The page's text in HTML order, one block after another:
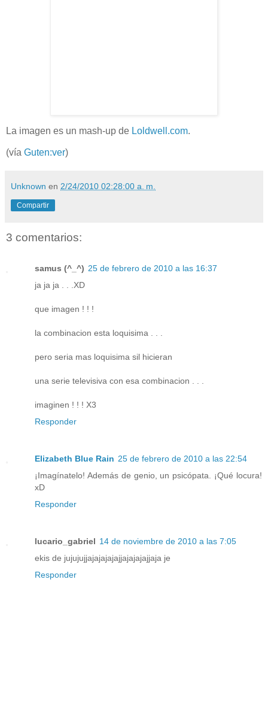
La imagen es un mash-up de Loldwell.com.
(vía Guten:ver)
Unknown en 2/24/2010 02:28:00 a. m.
Compartir
3 comentarios:
samus (^_^) 25 de febrero de 2010 a las 16:37
ja ja ja . . .XD
que imagen ! ! !
la combinacion esta loquisima . . .
pero seria mas loquisima sil hicieran
una serie televisiva con esa combinacion . . .
imaginen ! ! ! X3
Responder
Elizabeth Blue Rain 25 de febrero de 2010 a las 22:54
¡Imagínatelo! Además de genio, un psicópata. ¡Qué locura!
xD
Responder
lucario_gabriel 14 de noviembre de 2010 a las 7:05
ekis de jujujujjajajajajajjajajajajjaja je
Responder